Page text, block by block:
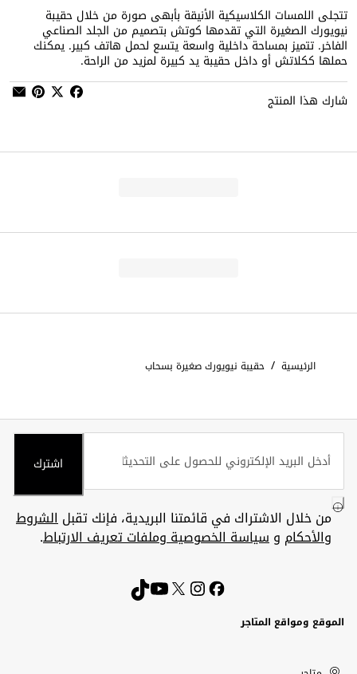
تتجلى اللمسات الكلاسيكية الأنيقة بأبهى صورة من خلال حقيبة
نيويورك الصغيرة التي تقدمها كوتش بتصميم من الجلد الصناعي
الفاخر. تتميز بمساحة داخلية واسعة يتسع لحمل هاتف كبير. يمكنك
حملها ككلاتش أو داخل حقيبة يد كبيرة لمزيد من الراحة.
شارك هذا المنتج
الرئيسية / حقيبة نيويورك صغيرة بسحاب
اشترك
من خلال الاشتراك في قائمتنا البريدية، فإنك تقبلالشروط
والأحكام وسياسة الخصوصية وملفات تعريف الارتباط.
الموقع ومواقع المتاجر
United
Kuwait
الإمارات
الكويت